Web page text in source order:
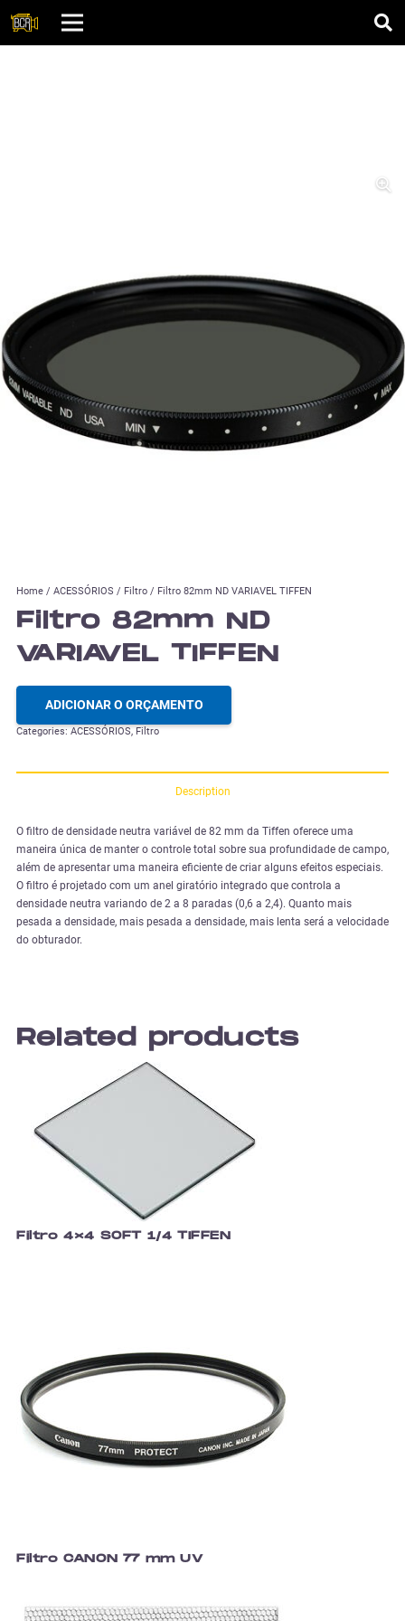
Home / ACESSÓRIOS / Filtro / Filtro 82mm ND VARIAVEL TIFFEN
Filtro 82mm ND
VARIAVEL TIFFEN
ADICIONAR O ORÇAMENTO
Categories: ACESSÓRIOS, Filtro
Description
O filtro de densidade neutra variável de 82 mm da Tiffen oferece uma
maneira única de manter o controle total sobre sua profundidade de campo,
além de apresentar uma maneira eficiente de criar alguns efeitos especiais.
O filtro é projetado com um anel giratório integrado que controla a
densidade neutra variando de 2 a 8 paradas (0,6 a 2,4). Quanto mais
pesada a densidade, mais pesada a densidade, mais lenta será a velocidade
do obturador.
Related products
Filtro 4×4 SOFT 1/4 TIFFEN
Filtro CANON 77 mm UV